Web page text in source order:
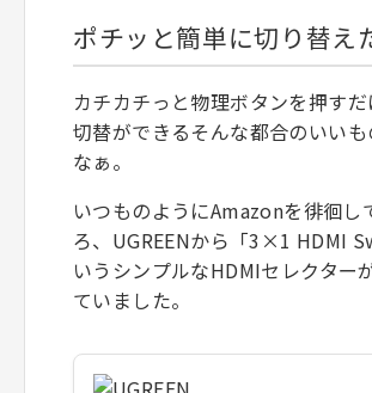
ポチッと簡単に切り替え
カチカチっと物理ボタンを押す
切替ができるそんな都合のいい
なぁ。
いつものようにAmazonを徘徊し
ろ、UGREENから「3×1 HDMI
いうシンプルなHDMIセレクター
ていました。